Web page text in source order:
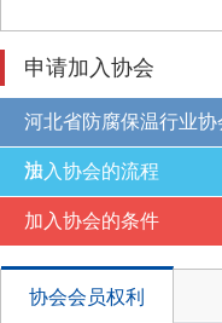
申请加入协会
河北省防腐保温行业
法
加入协会的流程
加入协会的条件
协会会员权利